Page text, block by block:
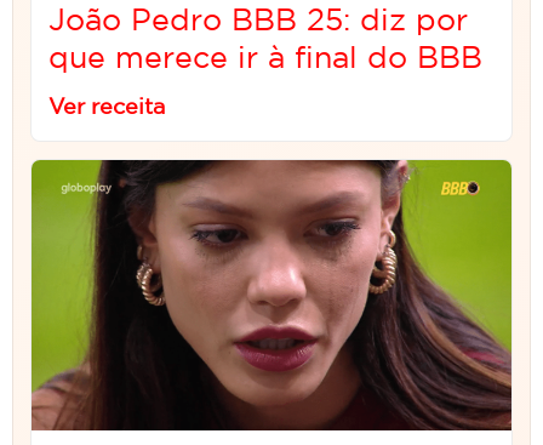
João Pedro BBB 25: diz por
que merece ir à final do BBB
Ver receita